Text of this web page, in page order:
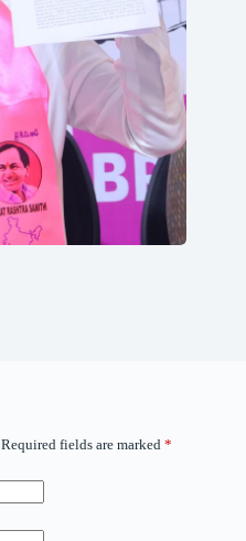
Required fields are marked *